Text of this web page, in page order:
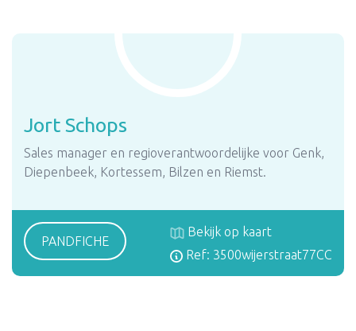
Jort Schops
Sales manager en regioverantwoordelijke voor Genk,
Diepenbeek, Kortessem, Bilzen en Riemst.
PANDFICHE
Bekijk op kaart
Ref: 3500wijerstraat77CC